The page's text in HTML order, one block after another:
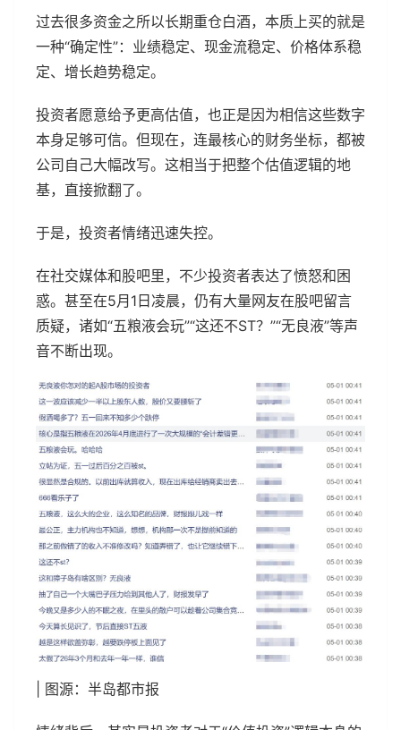
过去很多资金之所以长期重仓白酒，本质上买的就是
一种“确定性”：业绩稳定、现金流稳定、价格体系稳
定、增长趋势稳定。
投资者愿意给予更高估值，也正是因为相信这些数字
本身足够可信。但现在，连最核心的财务坐标，都被
公司自己大幅改写。这相当于把整个估值逻辑的地
基，直接掀翻了。
于是，投资者情绪迅速失控。
在社交媒体和股吧里，不少投资者表达了愤怒和困
惑。甚至在5月1日凌晨，仍有大量网友在股吧留言
质疑，诸如“五粮液会玩”“这还不ST？”“无良液”等声
音不断出现。
| 图源：半岛都市报